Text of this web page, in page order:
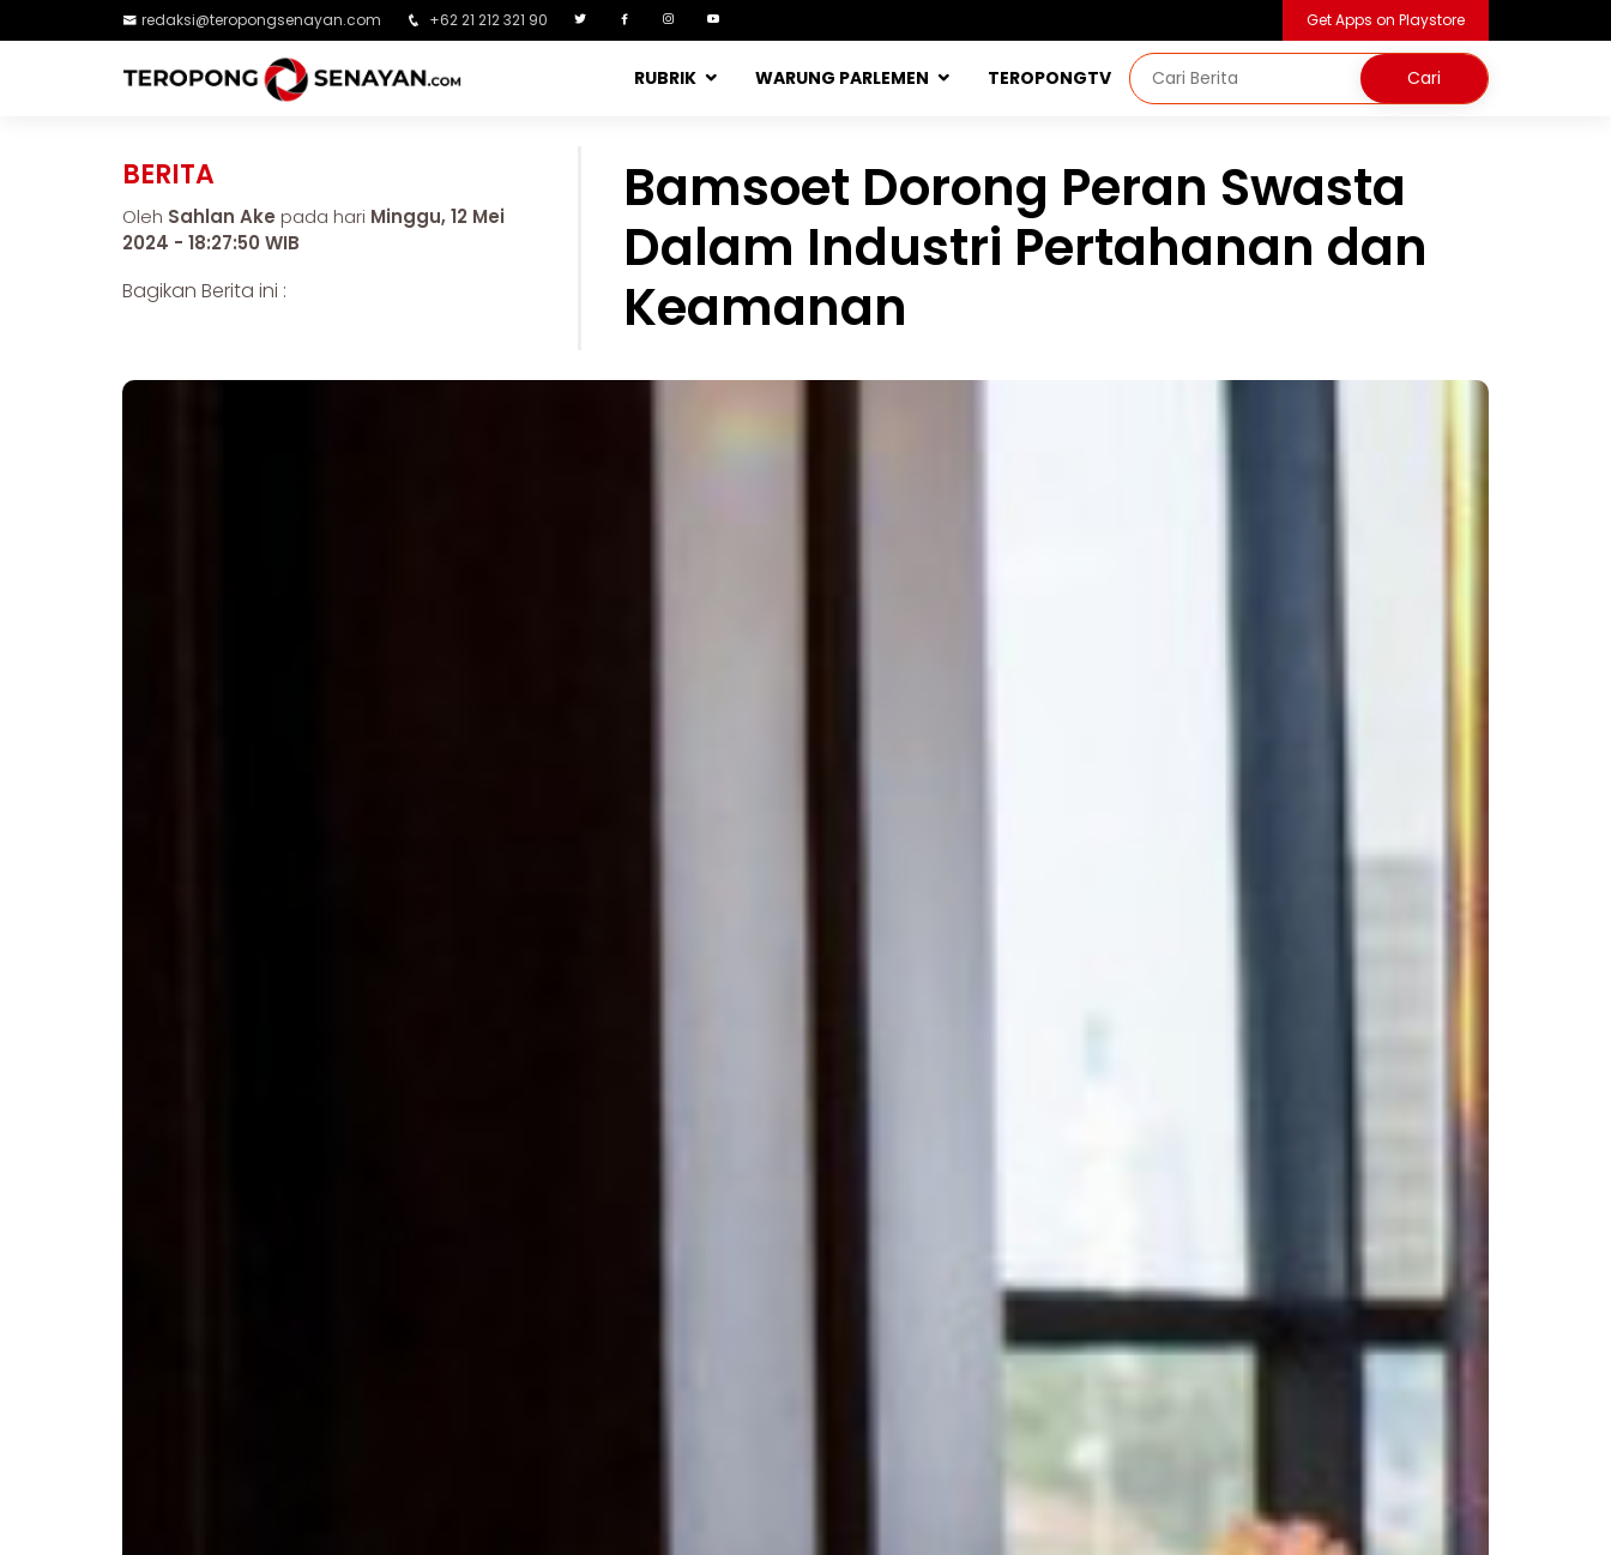
redaksi@teropongsenayan.com +62 21 212 321 90 Get Apps on Playstore
RUBRIK WARUNG PARLEMEN TEROPONGTV
BERITA
Oleh Sahlan Ake pada hari Minggu, 12 Mei
2024 - 18:27:50 WIB
Bagikan Berita ini :
Bamsoet Dorong Peran Swasta
Dalam Industri Pertahanan dan
Keamanan